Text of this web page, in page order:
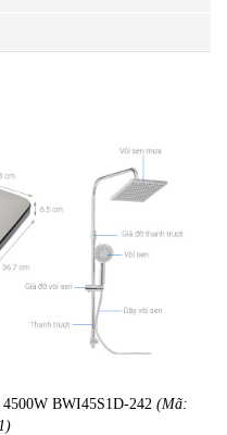
BWI45S1D-242 (Mã: